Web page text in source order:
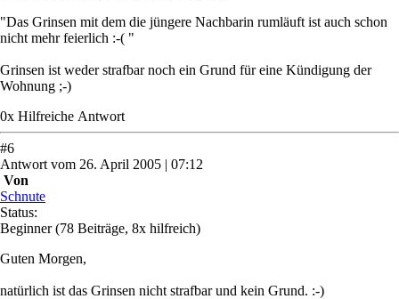
"Das Grinsen mit dem die jüngere Nachbarin rumläuft ist auch schon
nicht mehr feierlich :-( "
Grinsen ist weder strafbar noch ein Grund für eine Kündigung der
Wohnung ;-)
0x Hilfreiche Antwort
#6
Antwort vom 26. April 2005 | 07:12
Von
Schnute
Status:
Beginner (78 Beiträge, 8x hilfreich)
Guten Morgen,
natürlich ist das Grinsen nicht strafbar und kein Grund. :-)